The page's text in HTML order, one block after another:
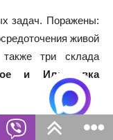
задач. Поражены:
живой
три склада
и Ильичевка
обороны